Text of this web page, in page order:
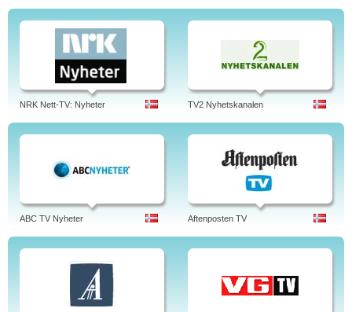
NRK Nett-TV: Nyheter TV2 Nyhetskanalen
ABC TV Nyheter Aftenposten TV